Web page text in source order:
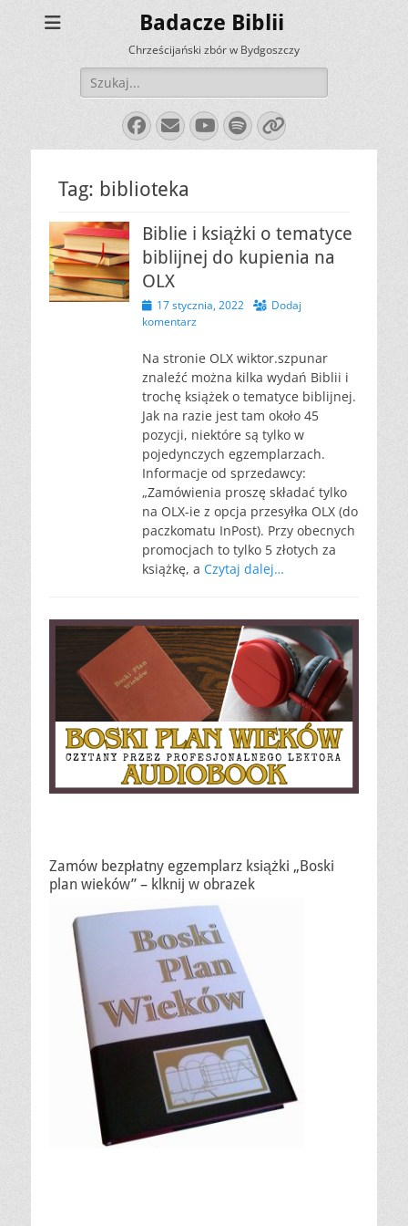
Badacze Biblii
Chrześcijański zbór w Bydgoszczy
Szukaj:
Facebook
E-
mail
YouTube
Spotify
Link
Tag: biblioteka
Biblie i książki o tematyce
biblijnej do kupienia na
OLX
Opublikowano
17 stycznia, 2022
Dodaj
komentarz
Na stronie OLX wiktor.szpunar
znaleźć można kilka wydań Biblii i
trochę książek o tematyce biblijnej.
Jak na razie jest tam około 45
pozycji, niektóre są tylko w
pojedynczych egzemplarzach.
Informacje od sprzedawcy:
„Zamówienia proszę składać tylko
na OLX-ie z opcja przesyłka OLX (do
paczkomatu InPost). Przy obecnych
promocjach to tylko 5 złotych za
książkę, a Czytaj dalej…
Zamów bezpłatny egzemplarz książki „Boski
plan wieków” – klknij w obrazek